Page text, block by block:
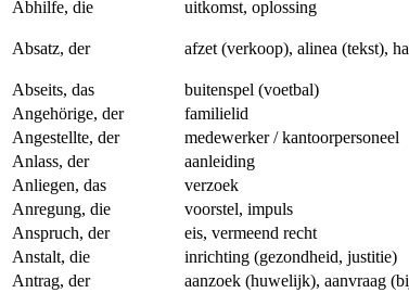
Abhilfe, die
uitkomst, oplossing
Absatz, der afzet (verkoop), alinea (tekst),
Abseits, das
buitenspel (voetbal)
Angehörige, der
familielid
Angestellte, der
medewerker / kantoorpersoneel
Anlass, der
aanleiding
Anliegen, das
verzoek
Anregung, die
voorstel, impuls
Anspruch, der
eis, vermeend recht
Anstalt, die
inrichting (gezondheid, justitie)
Antrag, der
aanzoek (huwelijk), aanvraag